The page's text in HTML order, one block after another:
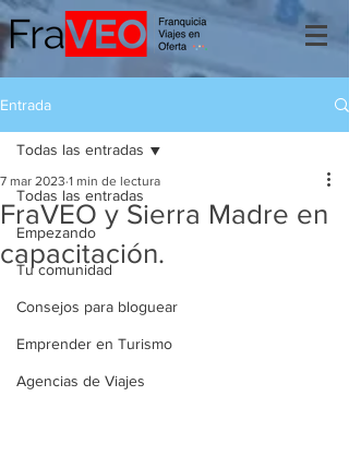
Entrada
Todas las entradas
Empezando
Tu comunidad
Consejos para bloguear
Emprender en Turismo
Agencias de Viajes
Todas las entradas
FraVEO y Sierra Madre en
capacitación.
7 mar 2023 1 min de lectura